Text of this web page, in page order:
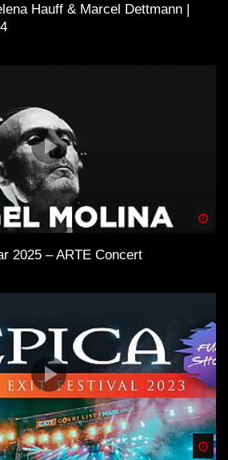
Hauff & Marcel Dettmann |
2025 – ARTE Concert